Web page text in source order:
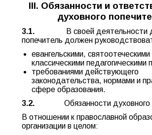
III. Обязанности и
духовного
3.1.
В своей деятельности
попечитель должен
евангельскими, святоотеческими
классическими педагогическими
требованиями действующего
законодательства, нормами и
сфере образования.
3.2. Обязанности духовного
В отношении к православной
организации в целом: